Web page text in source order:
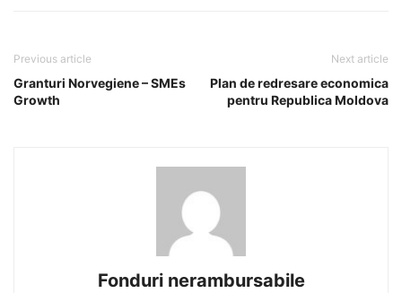
Previous article
Granturi Norvegiene – SMEs
Growth
Next article
Plan de redresare economica
pentru Republica Moldova
Fonduri nerambursabile